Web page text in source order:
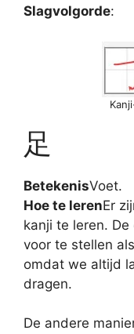
Slagvolgorde:
足
BetekenisVoet.
Hoe te lerenEr
kanji te leren.
voor te stellen
omdat we altijd
dragen.
De andere